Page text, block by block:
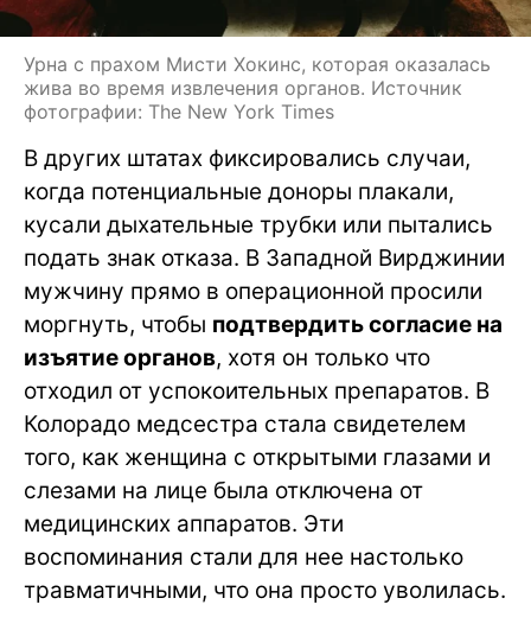
Урна с прахом Мисти Хокинс, которая оказалась
жива во время извлечения органов. Источник
фотографии: The New York Times
В других штатах фиксировались случаи,
когда потенциальные доноры плакали,
кусали дыхательные трубки или пытались
подать знак отказа. В Западной Вирджинии
мужчину прямо в операционной просили
моргнуть, чтобы подтвердить согласие на
изъятие органов, хотя он только что
отходил от успокоительных препаратов. В
Колорадо медсестра стала свидетелем
того, как женщина с открытыми глазами и
слезами на лице была отключена от
медицинских аппаратов. Эти
воспоминания стали для нее настолько
травматичными, что она просто уволилась.